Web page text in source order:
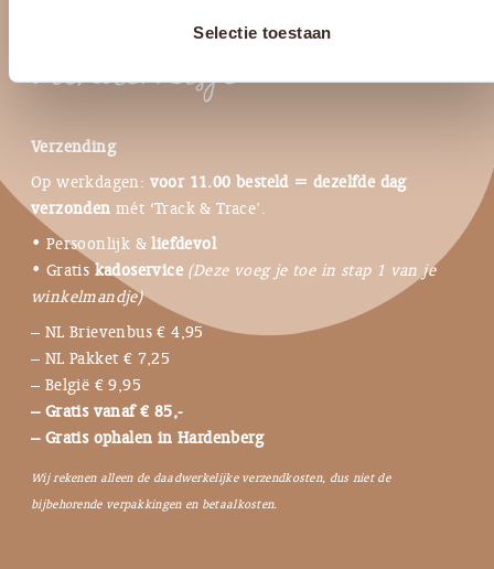
Selectie toestaan
Verzending
Op werkdagen: voor 11.00 besteld = dezelfde dag
verzonden mét ‘Track & Trace’.
• Persoonlijk &liefdevol
• Gratis kadoservice (Deze voeg je toe in stap 1 van je
winkelmandje)
– NL Brievenbus € 4,95
– NL Pakket € 7,25
– België € 9,95
– Gratis vanaf € 85,-
– Gratis ophalen in Hardenberg
Wij rekenen alleen de daadwerkelijke verzendkosten, dus niet de
bijbehorende verpakkingen en betaalkosten.